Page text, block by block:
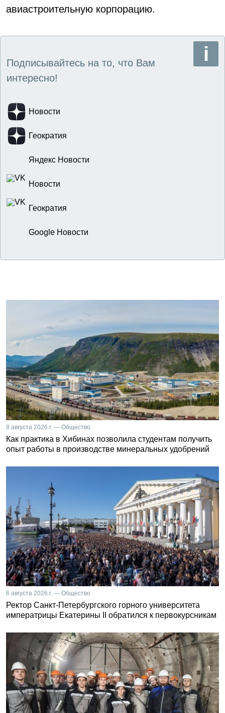
авиастроительную корпорацию.
Подписывайтесь на то, что Вам
интересно!
Новости
Геократия
Яндекс Новости
Новости
Геократия
Google Новости
8 августа 2026 г. — Общество
Как практика в Хибинах позволила студентам получить
опыт работы в производстве минеральных удобрений
6 августа 2026 г. — Общество
Ректор Санкт-Петербургского горного университета
императрицы Екатерины II обратился к первокурсникам